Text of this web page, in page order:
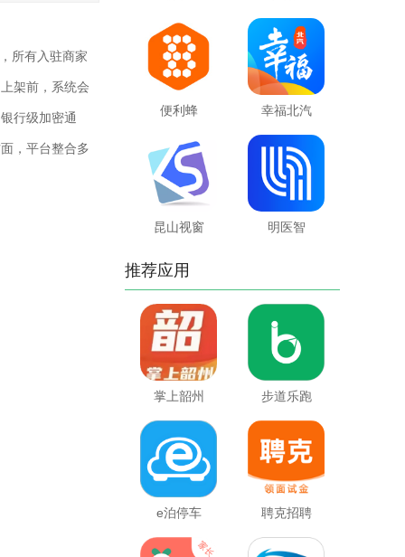
所有入驻商家
架前，系统会
行级加密通
，平台整合多
便利蜂 幸福北汽
昆山视窗 明医智
推荐应用
掌上韶州 步道乐跑
e泊停车 聘克招聘